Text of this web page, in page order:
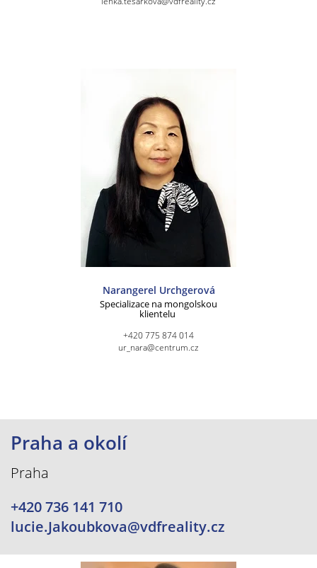
Narangerel Urchgerová
Specializace na mongolskou
klientelu
+420 775 874 014
ur_nara@centrum.cz
Praha a okolí
Praha
+420 736 141 710
lucie.Jakoubkova@vdfreality.cz